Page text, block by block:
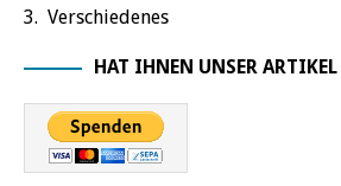
3. Verschiedenes
HAT IHNEN UNSER ARTIKEL